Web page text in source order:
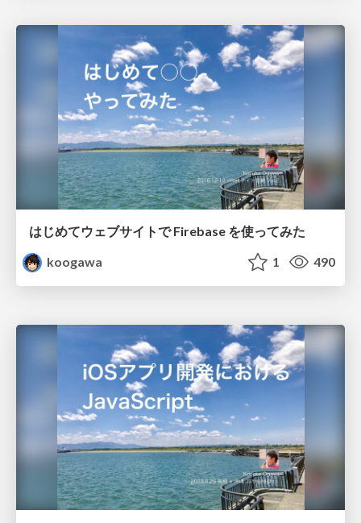
はじめてウェブサイトで Firebase を使ってみた
koogawa
1 490